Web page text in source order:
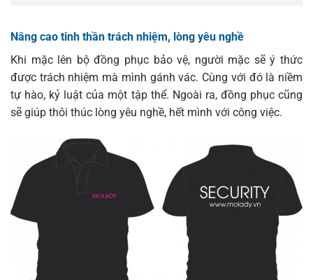
Nâng cao tinh thần trách nhiệm, lòng yêu nghề
Khi mặc lên bộ đồng phục bảo vệ, người mặc sẽ ý thức
được trách nhiệm mà mình gánh vác. Cùng với đó là niềm
tự hào, kỷ luật của một tập thể. Ngoài ra, đồng phục cũng
sẽ giúp thôi thúc lòng yêu nghề, hết mình với công việc.